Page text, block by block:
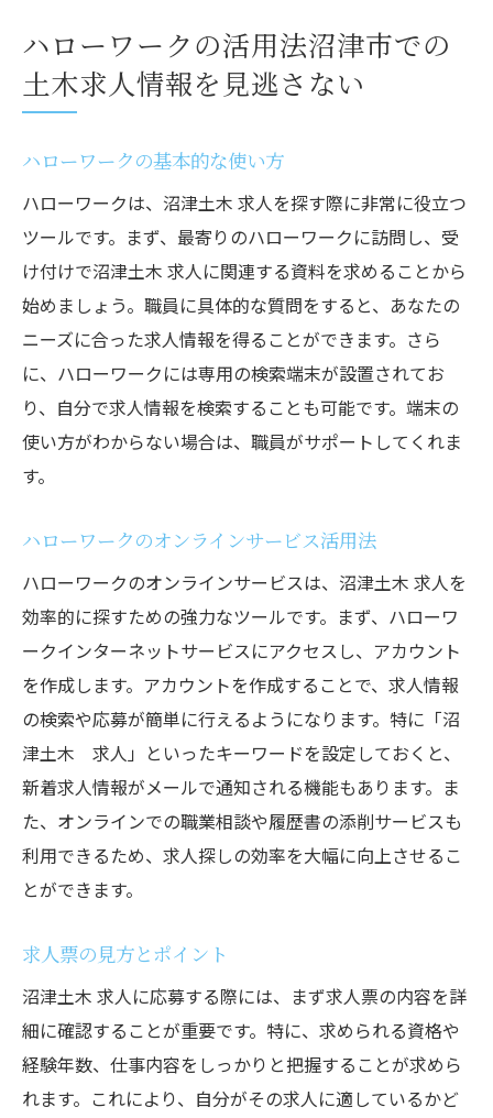
ハローワークの活用法沼津市での
土木求人情報を見逃さない
ハローワークの基本的な使い方
ハローワークは、沼津土木 求人を探す際に非常に役立つ
ツールです。まず、最寄りのハローワークに訪問し、受
け付けで沼津土木 求人に関連する資料を求めることから
始めましょう。職員に具体的な質問をすると、あなたの
ニーズに合った求人情報を得ることができます。さら
に、ハローワークには専用の検索端末が設置されてお
り、自分で求人情報を検索することも可能です。端末の
使い方がわからない場合は、職員がサポートしてくれま
す。
ハローワークのオンラインサービス活用法
ハローワークのオンラインサービスは、沼津土木 求人を
効率的に探すための強力なツールです。まず、ハローワ
ークインターネットサービスにアクセスし、アカウント
を作成します。アカウントを作成することで、求人情報
の検索や応募が簡単に行えるようになります。特に「沼
津土木 求人」といったキーワードを設定しておくと、
新着求人情報がメールで通知される機能もあります。ま
た、オンラインでの職業相談や履歴書の添削サービスも
利用できるため、求人探しの効率を大幅に向上させるこ
とができます。
求人票の見方とポイント
沼津土木 求人に応募する際には、まず求人票の内容を詳
細に確認することが重要です。特に、求められる資格や
経験年数、仕事内容をしっかりと把握することが求めら
れます。これにより、自分がその求人に適しているかど